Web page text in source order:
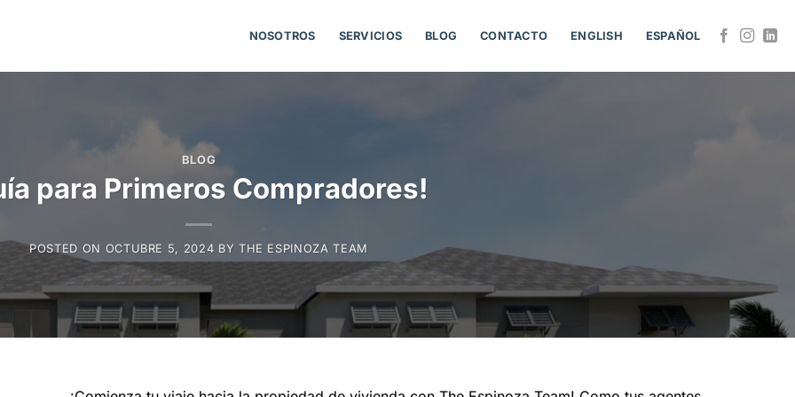
NOSOTROS SERVICIOS BLOG CONTACTO ENGLISH ESPAÑOL
BLOG
para Primeros Compradores!
POSTED ON OCTUBRE 5, 2024 BY THE ESPINOZA TEAM